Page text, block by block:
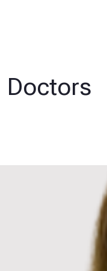
Doctors